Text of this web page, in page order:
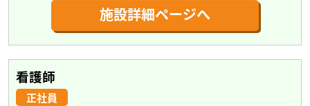
施設詳細ページへ
看護師
正社員